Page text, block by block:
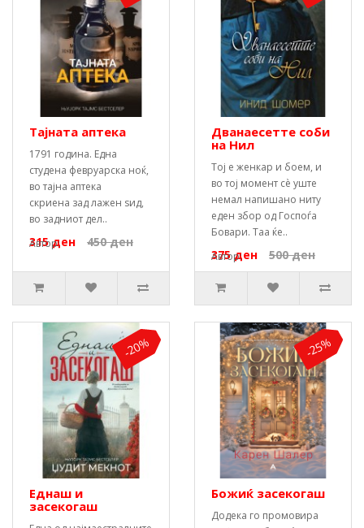
Тајната аптека
1791 година. Една
студена февруарска ноќ,
во тајна аптека
скриена зад лажен ѕид,
во задниот дел..
Автор:
315 ден 450 ден
Дванаесетте соби
на Нил
Тој е женкар и боем, и
во тој момент сѐ уште
немал напишано ниту
еден збор од Госпоѓа
Бовари. Таа ќе..
Автор:
375 ден 500 ден
-20%
Еднаш и
засекогаш
-25%
Божиќ засекогаш
Додека го промовира